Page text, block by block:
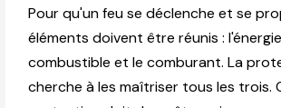
Pour qu'un feu se déclenche et se
éléments doivent être réunis :
combustible et le comburant. La
cherche à les maîtriser tous les trois.